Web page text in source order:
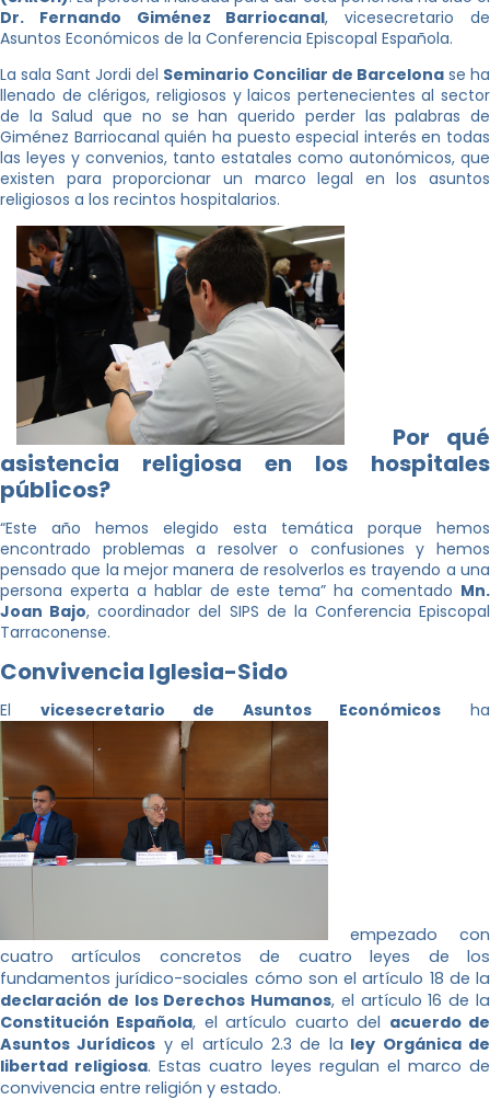
Dr. Fernando Giménez Barriocanal, vicesecretario de
Asuntos Económicos de la Conferencia Episcopal Española.
La sala Sant Jordi del Seminario Conciliar de Barcelona se ha
llenado de clérigos, religiosos y laicos pertenecientes al sector
de la Salud que no se han querido perder las palabras de
Giménez Barriocanal quién ha puesto especial interés en todas
las leyes y convenios, tanto estatales como autonómicos, que
existen para proporcionar un marco legal en los asuntos
religiosos a los recintos hospitalarios.
Por qué
asistencia religiosa en los hospitales
públicos?
“Este año hemos elegido esta temática porque hemos
encontrado problemas a resolver o confusiones y hemos
pensado que la mejor manera de resolverlos es trayendo a una
persona experta a hablar de este tema” ha comentado Mn.
Joan Bajo, coordinador del SIPS de la Conferencia Episcopal
Tarraconense.
Convivencia Iglesia-Sido
El vicesecretario de Asuntos Económicos ha
empezado con
cuatro artículos concretos de cuatro leyes de los
fundamentos jurídico-sociales cómo son el artículo 18 de la
declaración de los Derechos Humanos, el artículo 16 de la
Constitución Española, el artículo cuarto del acuerdo de
Asuntos Jurídicos y el artículo 2.3 de la ley Orgánica de
libertad religiosa. Estas cuatro leyes regulan el marco de
convivencia entre religión y estado.